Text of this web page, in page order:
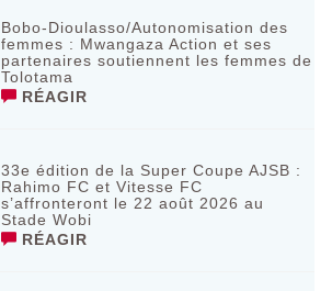
Bobo-Dioulasso/Autonomisation des
femmes : Mwangaza Action et ses
partenaires soutiennent les femmes de
Tolotama
RÉAGIR
33e édition de la Super Coupe AJSB :
Rahimo FC et Vitesse FC
s’affronteront le 22 août 2026 au
Stade Wobi
RÉAGIR